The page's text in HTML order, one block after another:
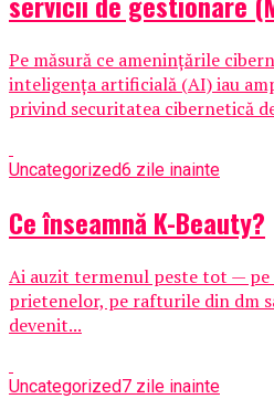
Pe măsură ce amenințările
inteligența artificială (AI) iau
privind securitatea cibernetică
Uncategorized6 zile inainte
Ce înseamnă K-Beauty?
Ai auzit termenul peste tot —
prietenelor, pe rafturile din dm
devenit...
Uncategorized7 zile inainte